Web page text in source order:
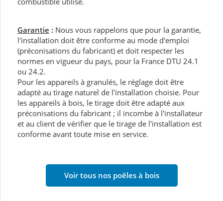
Garantie : Nous vous rappelons que pour la garantie,
l'installation doit être conforme au mode d'emploi
(préconisations du fabricant) et doit respecter les
normes en vigueur du pays, pour la France DTU 24.1
ou 24.2.
Pour les appareils à granulés, le réglage doit être
adapté au tirage naturel de l'installation choisie. Pour
les appareils à bois, le tirage doit être adapté aux
préconisations du fabricant ; il incombe à l'installateur
et au client de vérifier que le tirage de l'installation est
conforme avant toute mise en service.
Voir tous nos poêles à bois